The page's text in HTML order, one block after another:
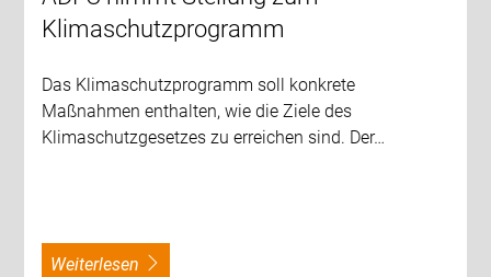
Klimaschutzprogramm
Das Klimaschutzprogramm soll konkrete
Maßnahmen enthalten, wie die Ziele des
Klimaschutzgesetzes zu erreichen sind. Der…
weiterlesen